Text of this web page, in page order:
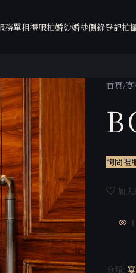
務單租禮服拍婚紗婚紗側錄登記拍
首頁
詢問禮
加
1
分類: